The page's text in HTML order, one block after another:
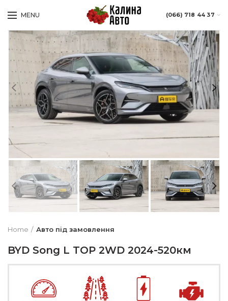
MENU (066) 718 44 37
Home Авто під замовлення
BYD Song L TOP 2WD 2024-520км